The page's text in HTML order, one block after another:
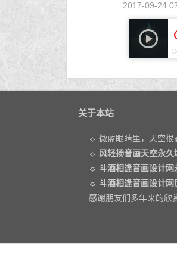
2017-09-24
关于本站
☼ 微蓝眼睛里，天空很
☼ 风轻扬音画天空永
☼ 斗酒相逢音画设计
☼ 斗酒相逢音画设计
感谢朋友们多年来的欣